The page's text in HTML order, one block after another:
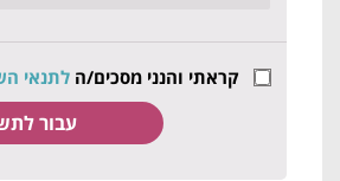
קראתי והנני מסכים/ה לתנאי